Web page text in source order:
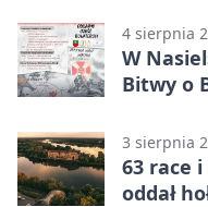
4 sierpnia
W
Bitwy o
3 sierpnia
63 race
oddał